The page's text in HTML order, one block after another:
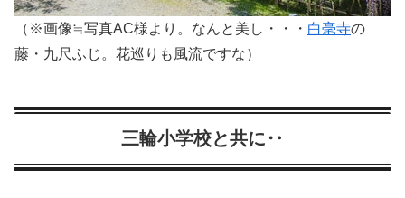
（※画像≒写真AC様より。なんと美し・・・ 白毫寺の
藤・九尺ふじ。花巡りも風流ですな）
三輪小学校と共に‥